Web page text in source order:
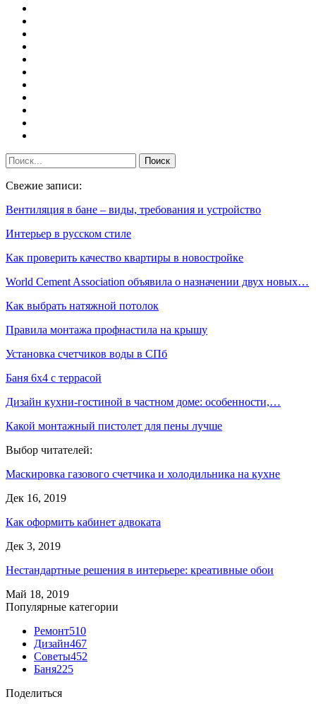
Свежие записи:
Вентиляция в бане – виды, требования и устройство
Интерьер в русском стиле
Как проверить качество квартиры в новостройке
World Cement Association объявила о назначении двух новых…
Как выбрать натяжной потолок
Правила монтажа профнастила на крышу
Установка счетчиков воды в СПб
Баня 6х4 с террасой
Дизайн кухни-гостиной в частном доме: особенности,…
Какой монтажный пистолет для пены лучше
Выбор читателей:
Маскировка газового счетчика и холодильника на кухне
Дек 16, 2019
Как оформить кабинет адвоката
Дек 3, 2019
Нестандартные решения в интерьере: креативные обои
Май 18, 2019
Популярные категории
Ремонт510
Дизайн467
Советы452
Баня225
Поделиться